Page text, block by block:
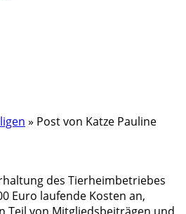
» Post von Katze Pauline
des Tierheimbetriebes
Euro laufende Kosten an,